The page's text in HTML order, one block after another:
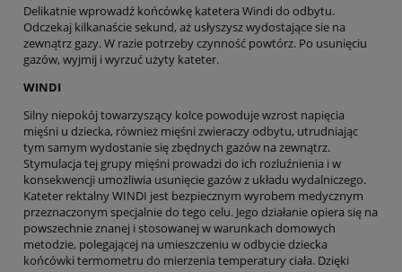
Delikatnie wprowadź końcówkę katetera Windi do odbytu.
Odczekaj kilkanaście sekund, aż usłyszysz wydostające sie na
zewnątrz gazy. W razie potrzeby czynność powtórz. Po usunięciu
gazów, wyjmij i wyrzuć użyty kateter.
WINDI
Silny niepokój towarzyszący kolce powoduje wzrost napięcia
mięśni u dziecka, również mięśni zwieraczy odbytu, utrudniając
tym samym wydostanie się zbędnych gazów na zewnątrz.
Stymulacja tej grupy mięśni prowadzi do ich rozluźnienia i w
konsekwencji umożliwia usunięcie gazów z układu wydalniczego.
Kateter rektalny WINDI jest bezpiecznym wyrobem medycznym
przeznaczonym specjalnie do tego celu. Jego działanie opiera się na
powszechnie znanej i stosowanej w warunkach domowych
metodzie, polegającej na umieszczeniu w odbycie dziecka
końcówki termometru do mierzenia temperatury ciała. Dzięki